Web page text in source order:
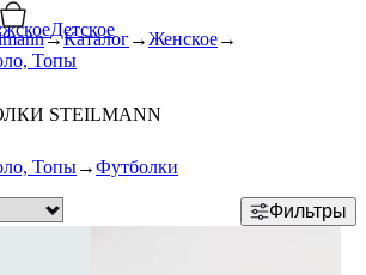
Детское
Каталог
Женское
Топы
STEILMANN
Топы Футболки
Фильтры